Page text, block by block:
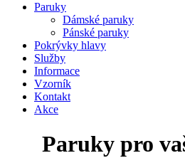
Paruky
Dámské paruky
Pánské paruky
Pokrývky hlavy
Služby
Informace
Vzorník
Kontakt
Akce
Paruky pro